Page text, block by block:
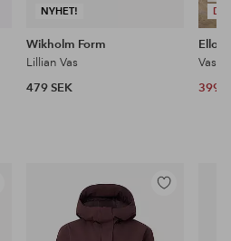
NYHET!
Wikholm Form
Lillian Vas
479 SEK
Ellos
Vas
399
Lägg